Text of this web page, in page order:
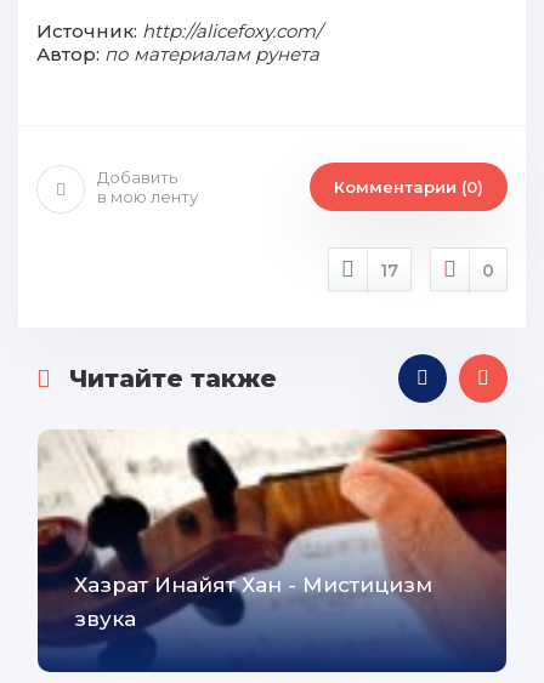
Источник: http://alicefoxy.com/
Автор: по материалам рунета
Добавить
в мою ленту
Комментарии (0)
17 0
Читайте также
Хазрат Инайят Хан - Мистицизм
звука